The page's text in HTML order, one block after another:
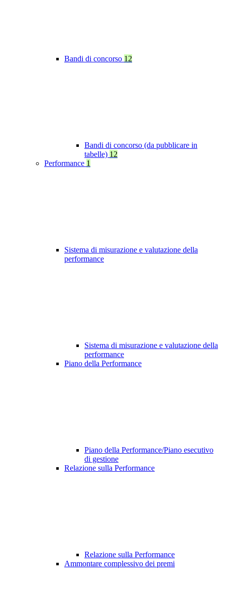
Bandi di concorso 12
Bandi di concorso (da pubblicare in
tabelle) 12
Performance 1
Sistema di misurazione e valutazione della
performance
Sistema di misurazione e valutazione della
performance
Piano della Performance
Piano della Performance/Piano esecutivo
di gestione
Relazione sulla Performance
Relazione sulla Performance
Ammontare complessivo dei premi